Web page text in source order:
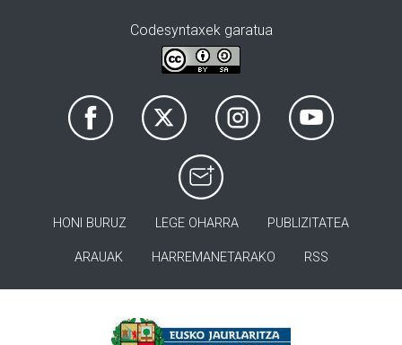
Codesyntaxek garatua
HONI BURUZ LEGE OHARRA PUBLIZITATEA
ARAUAK HARREMANETARAKO RSS